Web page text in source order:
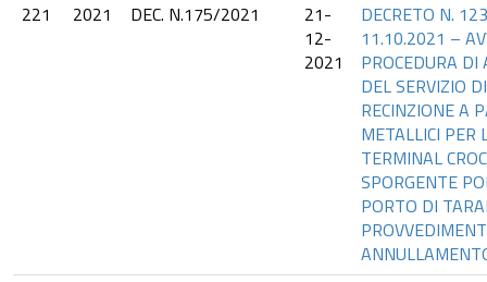
221
2021 DEC. N.175/2021
21-
12-
2021
DECRETO N.
11.10.2021 –
PROCEDURA
DEL SERVIZIO
RECINZIONE A
METALLICI PER
TERMINAL
SPORGENTE
PORTO DI